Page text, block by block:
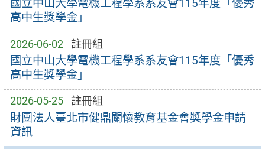
國立中山大學電機工程學系系友會115年度「優秀
高中生獎學金」
2026-06-02 註冊組
國立中山大學電機工程學系系友會115年度「優秀
高中生獎學金」
2026-05-25 註冊組
財團法人臺北市健鼎關懷教育基金會獎學金申請
資訊